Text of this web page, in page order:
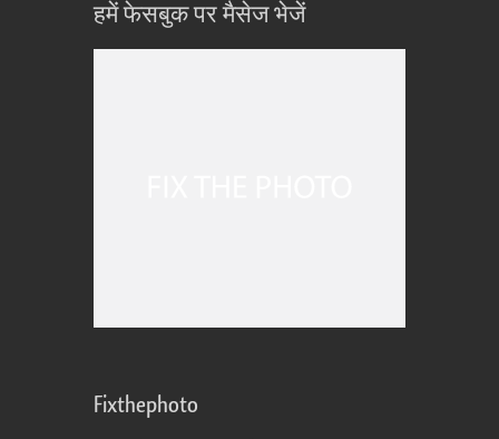
हमें फेसबुक पर मैसेज भेजें
Fixthephoto